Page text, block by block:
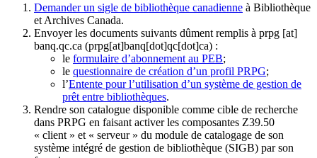
Demander un sigle de bibliothèque canadienne à Bibliothèque
et Archives Canada.
Envoyer les documents suivants dûment remplis à prpg [at]
banq.qc.ca (prpg[at]banq[dot]qc[dot]ca) :
le formulaire d’abonnement au PEB;
le questionnaire de création d’un profil PRPG;
l’Entente pour l’utilisation d’un système de gestion de
prêt entre bibliothèques.
Rendre son catalogue disponible comme cible de recherche
dans PRPG en faisant activer les composantes Z39.50
« client » et « serveur » du module de catalogage de son
système intégré de gestion de bibliothèque (SIGB) par son